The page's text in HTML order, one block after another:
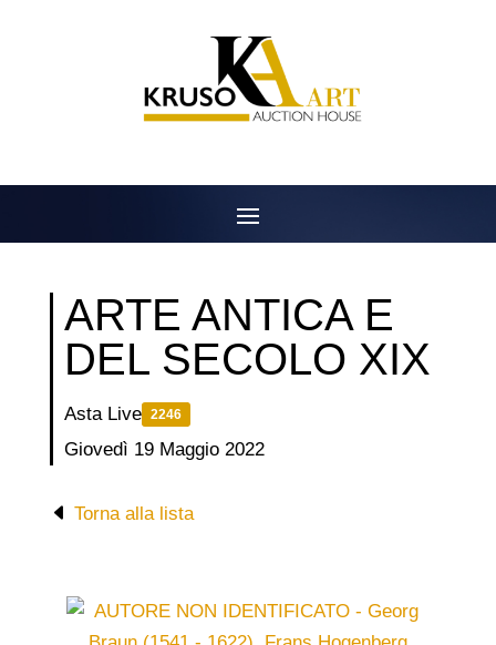
ARTE ANTICA E
DEL SECOLO XIX
Asta Live 2246
Giovedì 19 Maggio 2022
Torna alla lista